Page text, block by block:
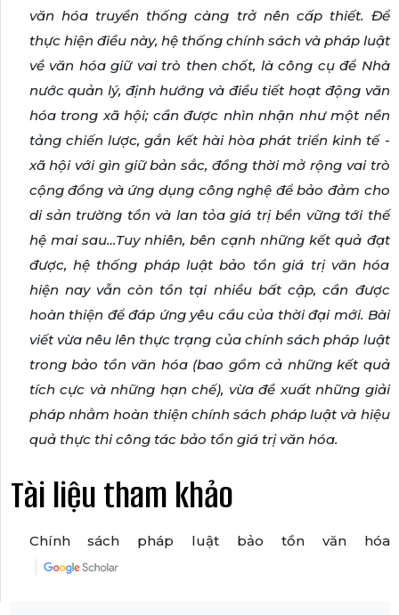
văn hóa truyền thống càng trởnên cấp thiết. Để
thực hiện điều này, hệ thống chính sách và pháp luật
về văn hóa giữ vaitrò then chốt, là công cụ để Nhà
nước quản lý, định hướng và điều tiết hoạt động văn
hóatrong xã hội; cần được nhìn nhận như một nền
tảng chiến lược, gắn kết hài hòa phát triển kinh tế -
xã hội với gìn giữ bản sắc, đồng thời mở rộng vai trò
cộng đồng và ứng dụng côngnghệ để bảo đảm cho
di sản trường tồn và lan tỏa giá trị bền vững tới thế
hệ mai sau…Tuynhiên, bên cạnh những kết quả đạt
được, hệ thống pháp luật bảo tồn giá trị văn hóa
hiện nay vẫn còn tồn tại nhiều bất cập, cần được
hoàn thiện để đáp ứng yêu cầu của thời đạimới. Bài
viết vừa nêu lên thực trạng của chính sách pháp luật
trong bảo tồn văn hóa (bao gồm cả những kết quả
tích cực và những hạn chế), vừa đề xuất những giải
pháp nhằm hoàn thiện chính sách pháp luật và hiệu
quả thực thi công tác bảo tồn giá trị văn hóa.
Tài liệu tham khảo
Chính sách pháp luật bảo tồn văn hóa